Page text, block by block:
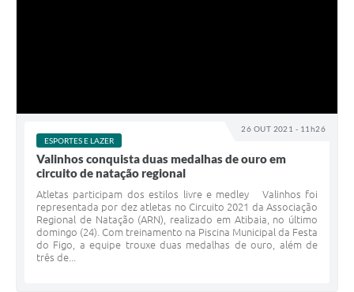
26 OUT 2021 - 11h26
ESPORTES E LAZER
Valinhos conquista duas medalhas de ouro em
circuito de natação regional
Atletas participam dos estilos livre e medley Valinhos foi
representada por dez atletas no Circuito 2021 da Associação
Regional de Natação (ARN), realizado em Atibaia, no último
domingo (24). Com treinamento na Piscina Municipal da Festa
do Figo, a equipe trouxe duas medalhas de ouro, além de
três de...